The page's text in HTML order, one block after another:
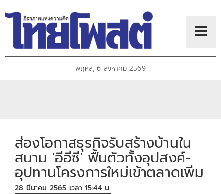
พฤหัส, 6 สิงหาคม 2569
ส่องโอกาสธุรกิจรับสร้างบ้านใน
สนาม 'อีอีซี' ฟื้นตัวทั้งอุปสงค์-
อุปทานโครงการใหม่เข้าตลาดเพิ่ม
28 มีนาคม 2565 เวลา 15:44 น.